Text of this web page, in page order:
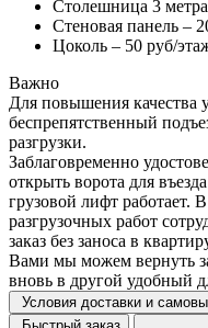
Столешница 3
Стеновая панель –
Цоколь – 50 руб/
Важно
Для повышения качества
беспрепятственный
разгрузки.
Заблаговременно
открыть ворота для
грузовой лифт работает.
разгрузочных работ
заказ без заноса в
Вами мы можем вернуть
вновь в другой удобный
Условия доставки и